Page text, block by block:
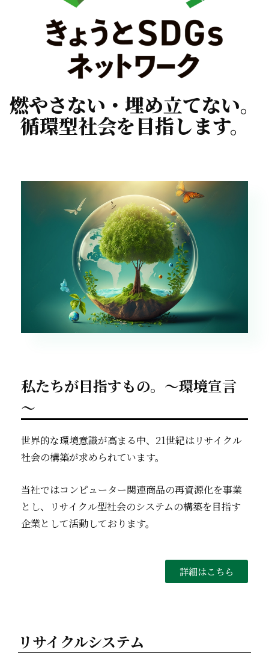
燃やさない・埋め立てない。
循環型社会を目指します。
私たちが目指すもの。～環境宣言
～
世界的な環境意識が高まる中、21世紀はリサイクル
社会の構築が求められています。
当社ではコンピューター関連商品の再資源化を事業
とし、リサイクル型社会のシステムの構築を目指す
企業として活動しております。
詳細はこちら
リサイクルシステム